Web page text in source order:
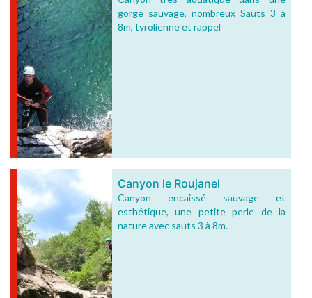
gorge sauvage, nombreux Sauts 3 à
8m, tyrolienne et rappel
Canyon le Roujanel
Canyon encaissé sauvage et
esthétique, une petite perle de la
nature avec sauts 3 à 8m.